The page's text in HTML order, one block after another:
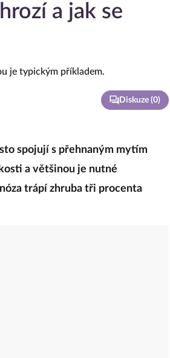
a jak se
Diskuze (0)
spojují s přehnaným mytím
a většinou je nutné
trápí zhruba tři procenta